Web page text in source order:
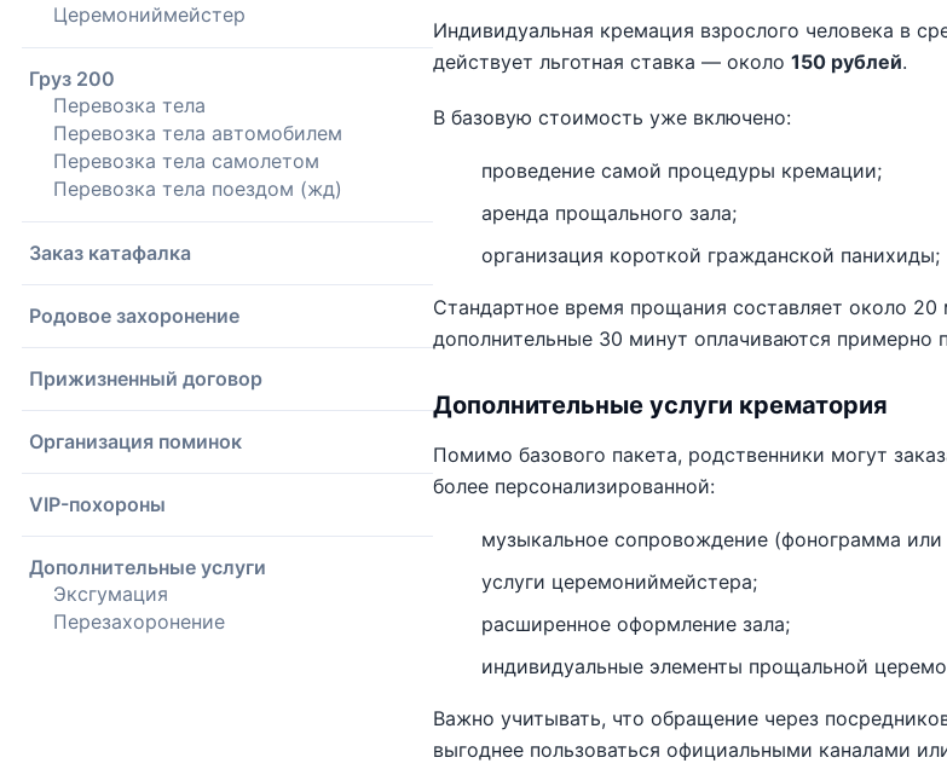
Церемониймейстер
Груз 200
Перевозка тела
Перевозка тела автомобилем
Перевозка тела самолетом
Перевозка тела поездом (жд)
Заказ катафалка
Родовое захоронение
Прижизненный договор
Организация поминок
VIP-похороны
Дополнительные услуги
Эксгумация
Перезахоронение
Индивидуальная кремация взрослого человека в
действует льготная ставка — около150 рублей.
В базовую стоимость уже включено:
проведение самой процедуры кремации;
аренда прощального зала;
организация короткой гражданской панихиды;
Стандартное время прощания составляет около
дополнительные 30 минут оплачиваются примерно
Дополнительные услуги крематория
Помимо базового пакета, родственники могут
более персонализированной:
музыкальное сопровождение (фонограмма
услуги церемониймейстера;
расширенное оформление зала;
индивидуальные элементы прощальной
Важно учитывать, что обращение через
выгоднее пользоваться официальными каналами